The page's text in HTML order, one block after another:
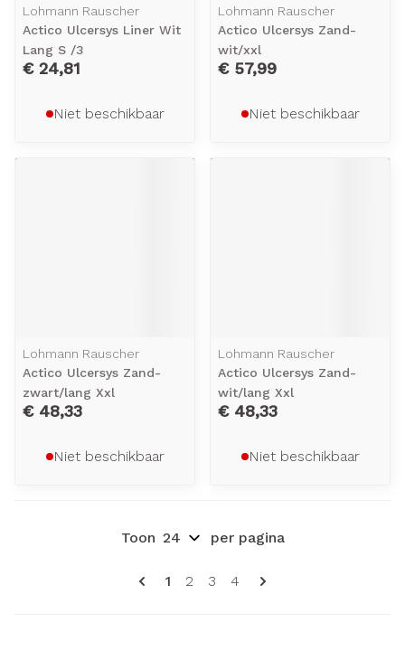
Lohmann Rauscher
Actico Ulcersys Liner Wit
Lang S /3
€ 24,81
Niet beschikbaar
Lohmann Rauscher
Actico Ulcersys Zand-
wit/xxl
€ 57,99
Niet beschikbaar
Lohmann Rauscher
Actico Ulcersys Zand-
zwart/lang Xxl
€ 48,33
Niet beschikbaar
Lohmann Rauscher
Actico Ulcersys Zand-
wit/lang Xxl
€ 48,33
Niet beschikbaar
Pagina's
U lees momenteel pagina
1 Pagina
2 Pagina
3 Pagina
4
Toon per pagina